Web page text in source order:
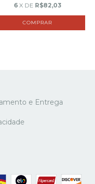
6 X DE R$82,03
e Entrega